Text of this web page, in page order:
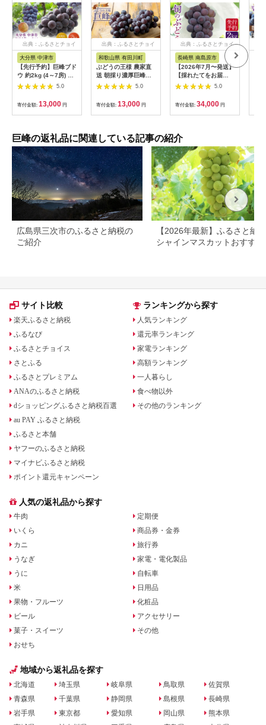
出典：ふるさとチョイ
大分県 中津市
【先行予約】巨峰ブド
ウ 約2kg (4～7房) 種
あり | ブドウ ぶどう
葡萄果物 フルーツ く
だもの 産地直送 甘い
大分県産 九州産 中津
市 国産 送料無料
5.0
寄付金額: 13,000 円
出典：ふるさとチョイ
和歌山県 有田川町
ぶどうの王様 農家直
送 朝採り濃厚巨峰
約1.2ｋｇ【先行予
5.0
寄付金額: 13,000 円
出典：ふるさとチョイ
長崎県 南島原市
【2026年7月〜発送】
【採れたてをお届
け！】旬のぶどう ＜
ブラックビートor巨峰
orピオーネ＞ 合計
2kg / ぶどう ブドウ
葡萄 グレープ フルー
島原市 / ながいけ
[SCH037]
5.0
寄付金額: 34,000 円
巨峰の返礼品に関連している記事の紹介
広島県三次市のふるさと納税の
ご紹介
【2026年最新】ふるさと納
シャインマスカットおすすめ
サイト比較
楽天ふるさと納税
ふるなび
ふるさとチョイス
さとふる
ふるさとプレミアム
ANAのふるさと納税
dショッピングふるさと納税百選
au PAY ふるさと納税
ふるさと本舗
ヤフーのふるさと納税
マイナビふるさと納税
ポイント還元キャンペーン
ランキングから探す
人気ランキング
還元率ランキング
家電ランキング
高額ランキング
一人暮らし
食べ物以外
その他のランキング
人気の返礼品から探す
牛肉
いくら
カニ
うなぎ
うに
米
果物・フルーツ
ビール
菓子・スイーツ
おせち
定期便
商品券・金券
旅行券
家電・電化製品
自転車
日用品
化粧品
アクセサリー
その他
地域から返礼品を探す
北海道
青森県
岩手県
埼玉県
千葉県
東京都
岐阜県
静岡県
愛知県
鳥取県
島根県
岡山県
佐賀県
長崎県
熊本県